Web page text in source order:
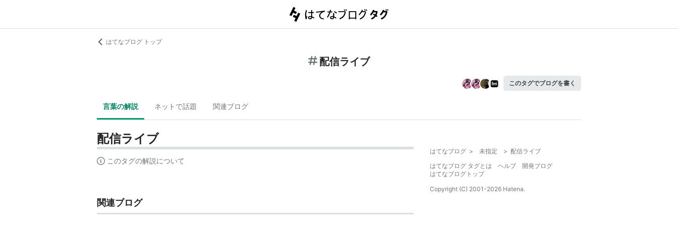
はてなブログ トップ
配信ライブ
このタグでブログを書く
言葉の解説 ネットで話題 関連ブログ
配信ライブ
このタグの解説について
関連ブログ
はてなブログ > 未指定 > 配信ライブ
はてなブログ タグとは
ヘルプ
開発ブログ
はてなブログトップ
Copyright (C) 2001-2026 Hatena.